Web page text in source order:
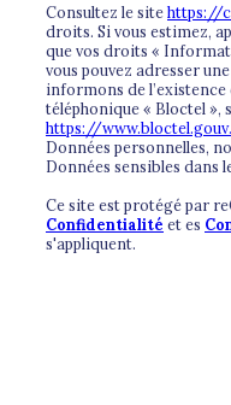
Consultez le sitehttps://
droits. Si vous estimez,
que vos droits «
vous pouvez adresser
informons de
téléphonique « Bloctel »,
https://
Données personnelles,
Données sensibles dans
Ce site est protégé par
Confidentialité et es
s'appliquent.